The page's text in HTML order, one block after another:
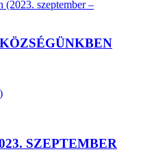
SZEPTEMBER